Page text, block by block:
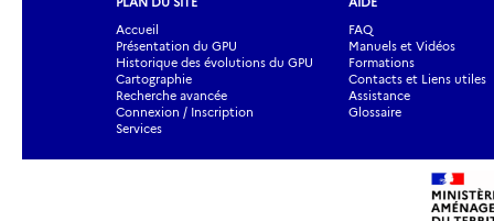
Accueil
Présentation du GPU
Historique des évolutions du GPU
Cartographie
Recherche avancée
Connexion / Inscription
Services
FAQ
Manuels et Vidéos
Formations
Contacts et Liens utiles
Assistance
Glossaire